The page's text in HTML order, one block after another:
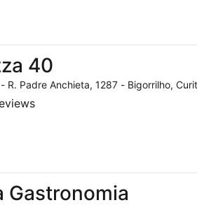
40
R. Padre Anchieta, 1287 - Bigorrilho,
Gastronomia